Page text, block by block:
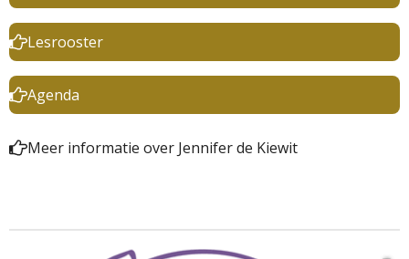
Lesrooster
Agenda
Meer informatie over Jennifer de Kiewit